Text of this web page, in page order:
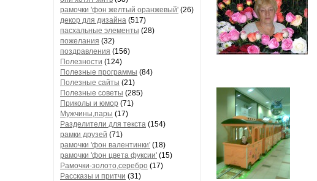
рамочки 'фон желтый оранжевый' (26)
декор для дизайна (517)
пасхальные элементы (28)
пожелания (32)
поздравления (156)
Полезности (124)
Полезные программы (84)
Полезные сайты (21)
Полезные советы (285)
Приколы и юмор (71)
Мужчины,пары (17)
Разделители для текста (154)
рамки друзей (71)
рамочки 'фон валентинки' (18)
рамочки 'фон цвета фуксии' (15)
Рамочки-золото,серебро (17)
Рассказы и притчи (31)